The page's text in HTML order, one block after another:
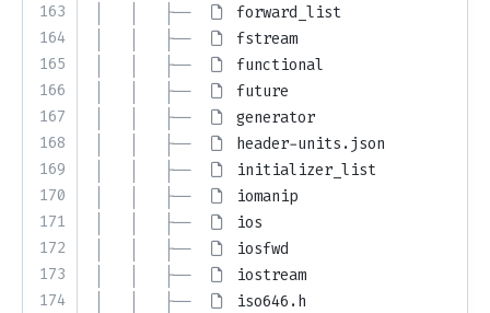
163
164
165
166
167
168
169
170
171
172
173
174
│   │   ├──
forward_list
│   │   ├──
fstream
│   │   ├──
functional
│   │   ├──
future
│   │   ├──
generator
│   │   ├──
header-units.json
│   │   ├──
initializer_list
│   │   ├──
iomanip
│   │   ├──
ios
│   │   ├──
iosfwd
│   │   ├──
iostream
│   │   ├──
iso646.h